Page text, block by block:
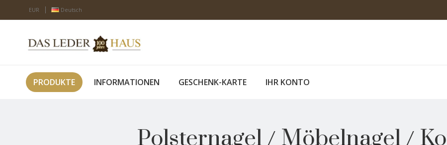
EUR Deutsch
PRODUKTE INFORMATIONEN GESCHENK-KARTE IHR KONTO
Polsternagel / Möbelnagel /